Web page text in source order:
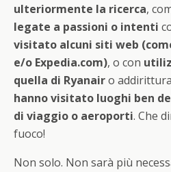
ulteriormente la ricerca,
legate a passioni o intenti
visitato alcuni siti web
e/o Expedia.com), o con
quella di Ryanairo addirittura
hanno visitato luoghi ben
di viaggio o aeroporti. Che
fuoco!
Non solo. Non sarà più